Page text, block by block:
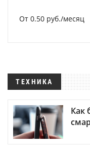
От 0.50 руб./месяц
ТЕХНИКА
Как